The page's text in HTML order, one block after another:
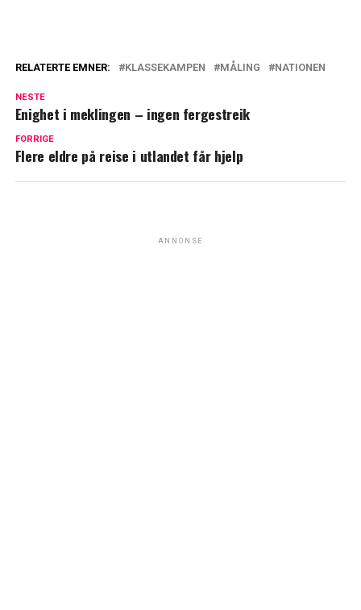
RELATERTE EMNER: KLASSEKAMPEN MÅLING NATIONEN
NESTE
Enighet i meklingen – ingen fergestreik
FORRIGE
Flere eldre på reise i utlandet får hjelp
ANNONSE